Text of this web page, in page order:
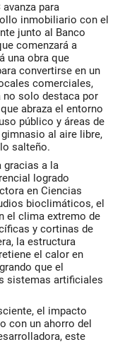
avanza para
inmobiliario con el
junto al Banco
comenzará a
una obra que
convertirse en un
comerciales,
no solo destaca por
abraza el entorno
público y áreas de
al aire libre,
salteño.
gracias a la
logrado
en Ciencias
bioclimáticos, el
el clima extremo de
y cortinas de
la estructura
el calor en
que el
sistemas artificiales
el impacto
con un ahorro del
este